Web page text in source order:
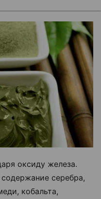
оксиду железа.
серебра,
кобальта,